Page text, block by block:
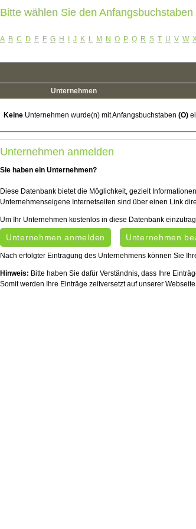
Bitte wählen Sie den
A B C D E F G H I J K L M N O P Q R S T U V W
Unternehmen
Keine Unternehmen wurde(n) mit Anfangsbuchstaben (O)
Unternehmen anmelden
Sie haben ein Unternehmen?
Diese Datenbank bietet die Möglichkeit, gezielt
Unternehmenseigene Internetseiten sind über einen Link
Um Ihr Unternehmen kostenlos in diese Datenbank
Unternehmen anmelden Unternehmen
Nach erfolgter Eintragung des Unternehmens können Sie
Hinweis: Bitte haben Sie dafür Verständnis, dass Ihre
Somit werden Ihre Einträge zeitversetzt auf unserer